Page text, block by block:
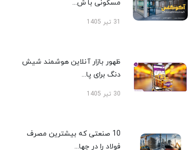
مسکونی با ش...
31 تیر 1405
ظهور بازار آنلاین هوشمند شیش
دنگ برای پا...
30 تیر 1405
10 صنعتی که بیشترین مصرف
فولاد را در جها...